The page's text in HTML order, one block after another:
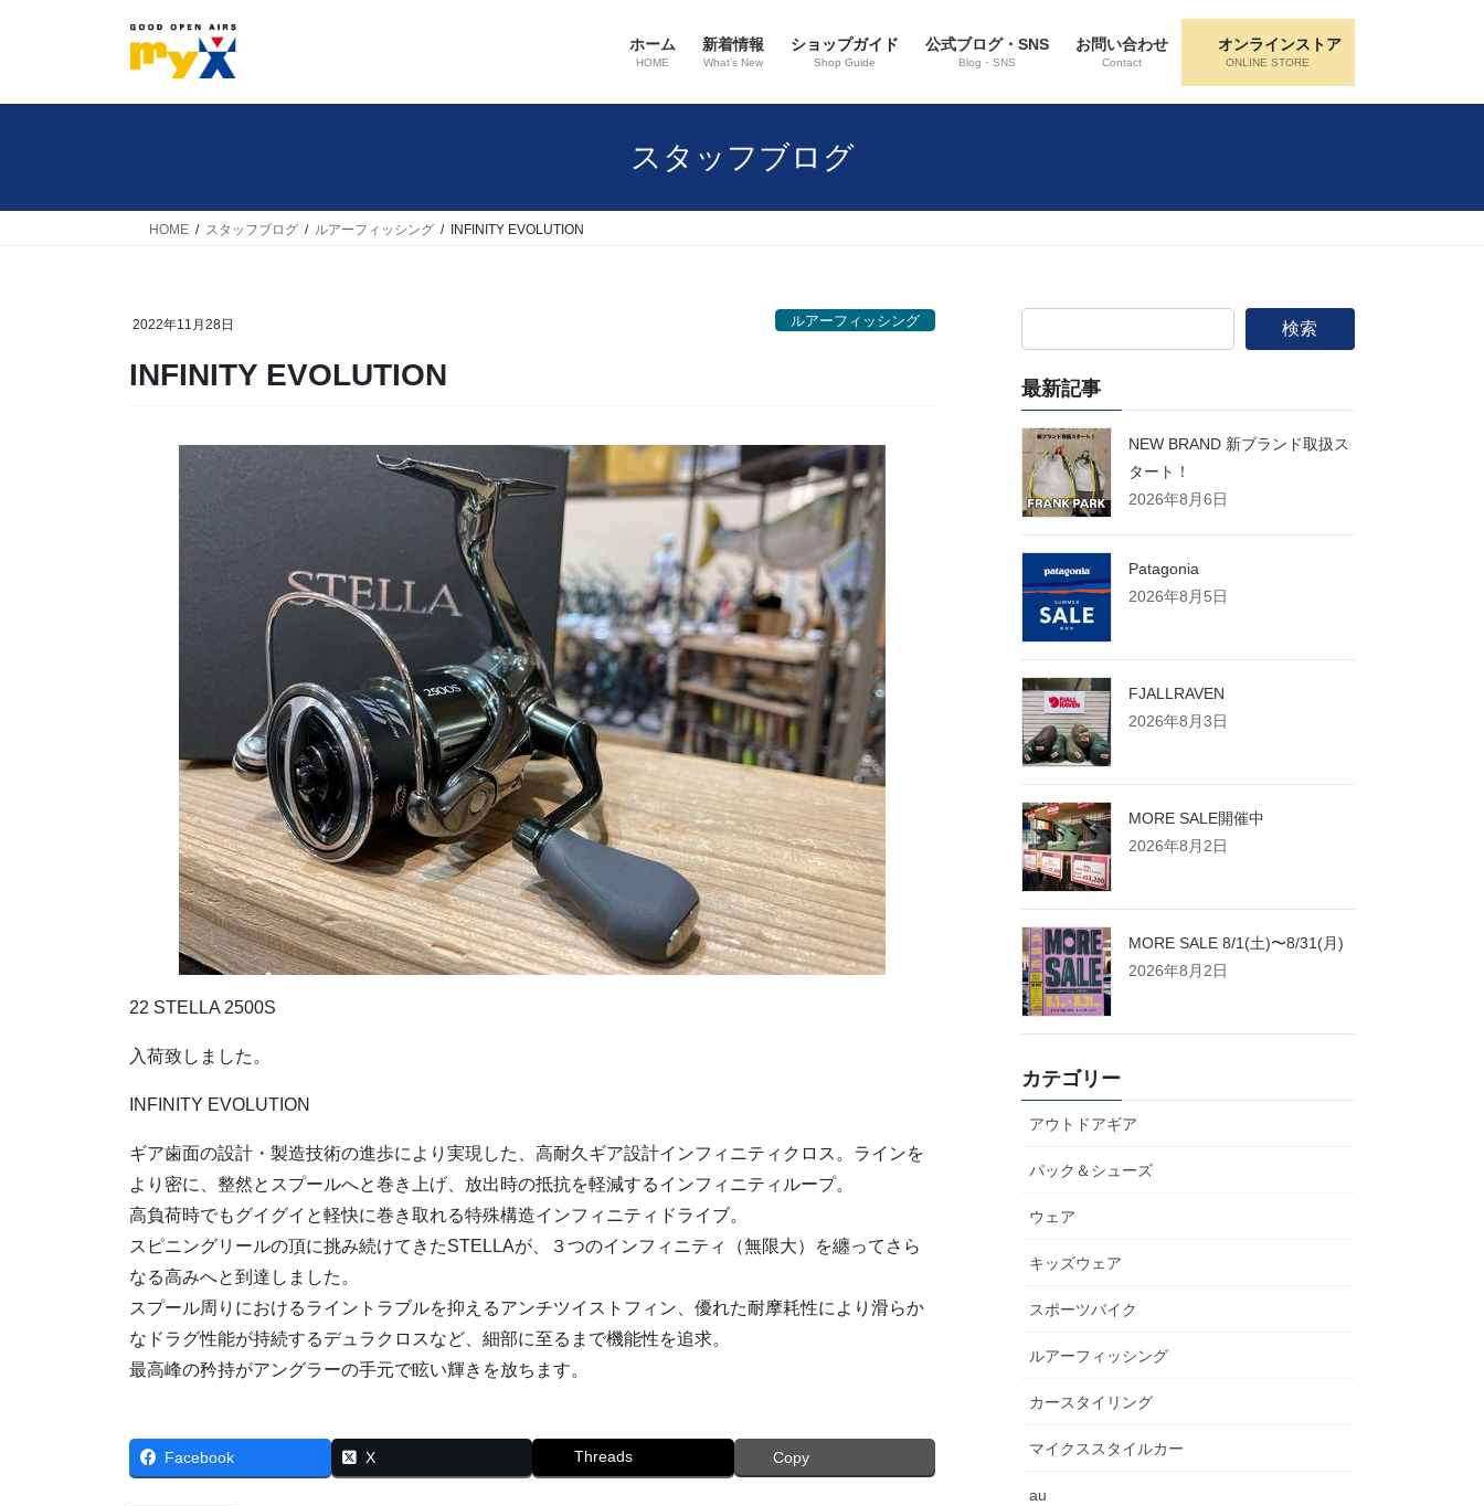
ン
ー
ホーム
HOME
新着情報
What’s New
ショップガイド
Shop Guide
公式ブログ・SNS
Blog・SNS
お問い合わせ
Contact
オンラインストア
ONLINE STORE
スタッフブログ
HOME スタッフブログ ルアーフィッシング INFINITY EVOLUTION
2022年11月28日 ルアーフィッシング
INFINITY EVOLUTION
22 STELLA 2500S
入荷致しました。
INFINITY EVOLUTION
ギア歯面の設計・製造技術の進歩により実現した、高耐久ギア設計インフィニティクロス。ラインを
より密に、整然とスプールへと巻き上げ、放出時の抵抗を軽減するインフィニティループ。
高負荷時でもグイグイと軽快に巻き取れる特殊構造インフィニティドライブ。
スピニングリールの頂に挑み続けてきたSTELLAが、３つのインフィニティ（無限大）を纏ってさら
なる高みへと到達しました。
スプール周りにおけるライントラブルを抑えるアンチツイストフィン、優れた耐摩耗性により滑らか
なドラグ性能が持続するデュラクロスなど、細部に至るまで機能性を追求。
最高峰の矜持がアングラーの手元で眩い輝きを放ちます。
Facebook X Threads Copy
検索
最新記事
NEW BRAND 新ブランド取扱ス
タート！
2026年8月6日
Patagonia
2026年8月5日
FJALLRAVEN
2026年8月3日
MORE SALE開催中
2026年8月2日
MORE SALE 8/1(土)〜8/31(月)
2026年8月2日
カテゴリー
アウトドアギア
パック＆シューズ
ウェア
キッズウェア
スポーツバイク
ルアーフィッシング
カースタイリング
マイクススタイルカー
au